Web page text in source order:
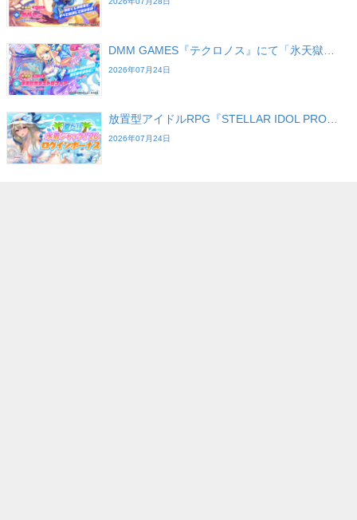
DMM GAMES『テクロノス』にて「氷天獄…
2026年07月24日
放置型アイドルRPG『STELLAR IDOL PRO…
2026年07月24日